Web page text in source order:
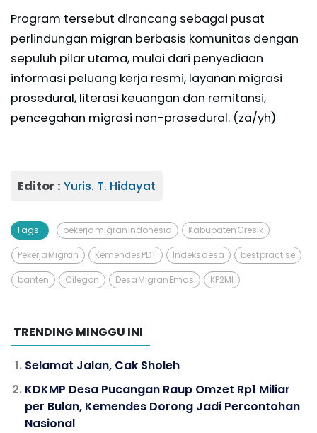
Program tersebut dirancang sebagai pusat
perlindungan migran berbasis komunitas dengan
sepuluh pilar utama, mulai dari penyediaan
informasi peluang kerja resmi, layanan migrasi
prosedural, literasi keuangan dan remitansi,
pencegahan migrasi non-prosedural. (za/yh)
Editor : Yuris. T. Hidayat
Tags : pekerja migran Indonesia Kabupaten Gresik
Pekerja Migran Kemendes PDT Indeks desa best practise
banten Cilegon Desa Migran Emas KP2MI
TRENDING MINGGU INI
Selamat Jalan, Cak Sholeh
KDKMP Desa Pucangan Raup Omzet Rp1 Miliar
per Bulan, Kemendes Dorong Jadi Percontohan
Nasional